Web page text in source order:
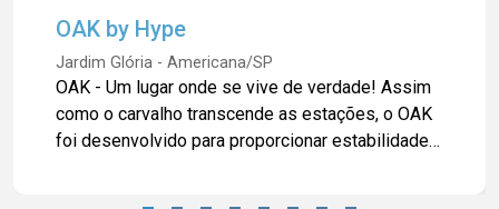
OAK by Hype
Jardim Glória - Americana/SP
OAK - Um lugar onde se vive de verdade! Assim
como o carvalho transcende as estações, o OAK
foi desenvolvido para proporcionar estabilidade,